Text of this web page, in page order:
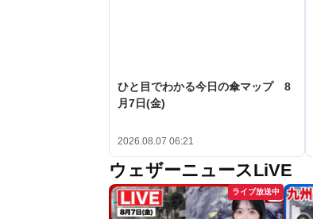
ひと目でわかる今日の傘マップ 8
月7日(金)
2026.08.07 06:21
ウェザーニュースLiVE
ライブ放送中